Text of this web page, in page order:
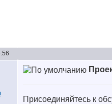
Присоединяйтесь к